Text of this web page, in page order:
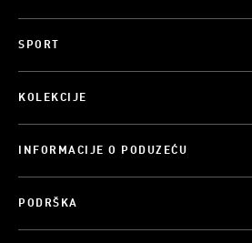
SPORT
KOLEKCIJE
INFORMACIJE O PODUZEĆU
PODRŠKA